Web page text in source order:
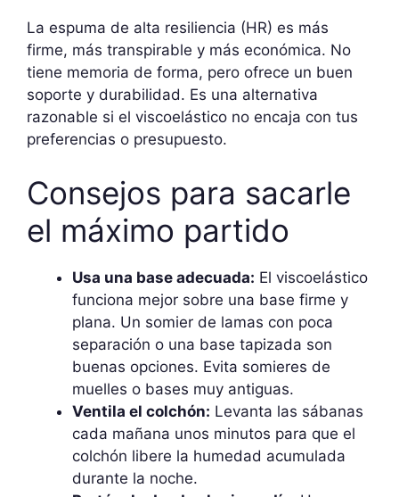
La espuma de alta resiliencia (HR) es más
firme, más transpirable y más económica. No
tiene memoria de forma, pero ofrece un buen
soporte y durabilidad. Es una alternativa
razonable si el viscoelástico no encaja con tus
preferencias o presupuesto.
Consejos para sacarle
el máximo partido
Usa una base adecuada: El viscoelástico
funciona mejor sobre una base firme y
plana. Un somier de lamas con poca
separación o una base tapizada son
buenas opciones. Evita somieres de
muelles o bases muy antiguas.
Ventila el colchón: Levanta las sábanas
cada mañana unos minutos para que el
colchón libere la humedad acumulada
durante la noche.